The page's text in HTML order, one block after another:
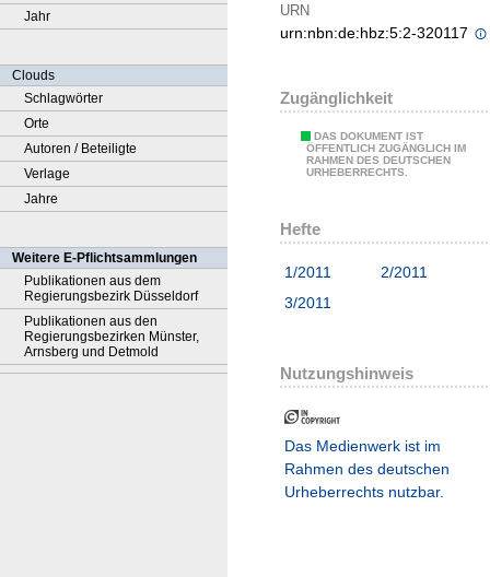
Jahr
Clouds
Schlagwörter
Orte
Autoren / Beteiligte
Verlage
Jahre
Weitere E-Pflichtsammlungen
Publikationen aus dem
Regierungsbezirk Düsseldorf
Publikationen aus den
Regierungsbezirken Münster,
Arnsberg und Detmold
URN
urn:nbn:de:hbz:5:2-320117
Zugänglichkeit
DAS DOKUMENT IST
ÖFFENTLICH ZUGÄNGLICH IM
RAHMEN DES DEUTSCHEN
URHEBERRECHTS.
Hefte
1/2011
2/2011
3/2011
Nutzungshinweis
Das Medienwerk ist im
Rahmen des deutschen
Urheberrechts nutzbar.